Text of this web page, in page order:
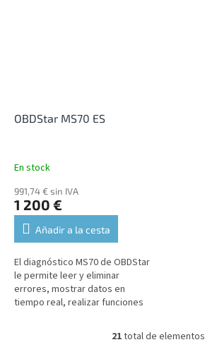
OBDStar MS70 ES
En stock
991,74 € sin IVA
1 200 €
Añadir a la cesta
El diagnóstico MS70 de OBDStar
le permite leer y eliminar
errores, mostrar datos en
tiempo real, realizar funciones
C
21total de elementos